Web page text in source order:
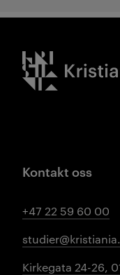
Kristiania logo
Kontakt oss
+47 22 59 60 00
Kirkegata 24-26,